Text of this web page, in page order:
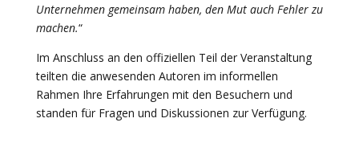
Unternehmen gemeinsam haben, den Mut auch Fehler zu
machen.“
Im Anschluss an den offiziellen Teil der Veranstaltung
teilten die anwesenden Autoren im informellen
Rahmen Ihre Erfahrungen mit den Besuchern und
standen für Fragen und Diskussionen zur Verfügung.